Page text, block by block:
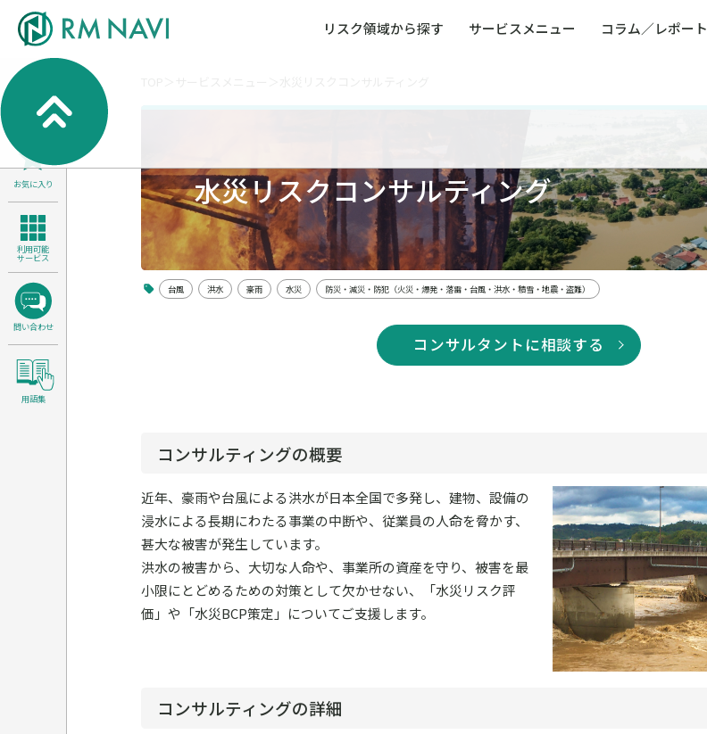
リスク領域から探す サービスメニュー コラム／レポート
サステナビリティ経営支援
人権・人的資本課題解決支援
医療／介護／障害福祉／子ども・児童福祉等
全社的リスク管理（ERM）
製品安全・食品安全
コンプライアンス・内部統制
検索
お気に入り
利用可能
サービス
問い合わせ
用語集
水災リスクコンサルティング
台風 洪水 豪雨 水災 防災・減災・防犯（火災・爆発・落雷・台風・洪水・積雪・地震・盗難）
コンサルタントに相談する
コンサルティングの概要
近年、豪雨や台風による洪水が日本全国で多発し、建物、設備の
浸水による長期にわたる事業の中断や、従業員の人命を脅かす、
甚大な被害が発生しています。
洪水の被害から、大切な人命や、事業所の資産を守り、被害を最
小限にとどめるための対策として欠かせない、「水災リスク評
価」や「水災BCP策定」についてご支援します。
コンサルティングの詳細